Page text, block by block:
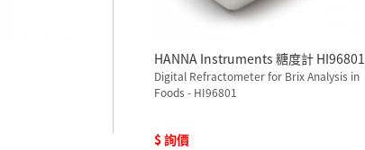
HANNA Instruments 糖度計 HI96801
Digital Refractometer for Brix Analysis in
Foods - HI96801
$ 詢價